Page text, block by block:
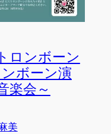
ロンボーン
ボーン演
楽会～
美